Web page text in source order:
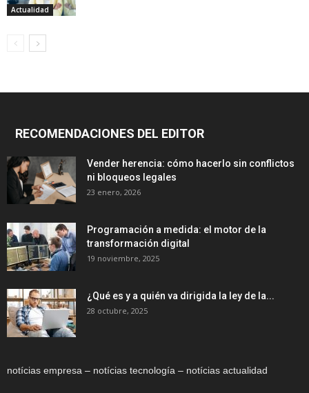
Actualidad
RECOMENDACIONES DEL EDITOR
Vender herencia: cómo hacerlo sin conflictos
ni bloqueos legales
23 enero, 2026
Programación a medida: el motor de la
transformación digital
19 noviembre, 2025
¿Qué es y a quién va dirigida la ley de la...
28 octubre, 2025
notícias empresa – notícias tecnología – notícias actualidad